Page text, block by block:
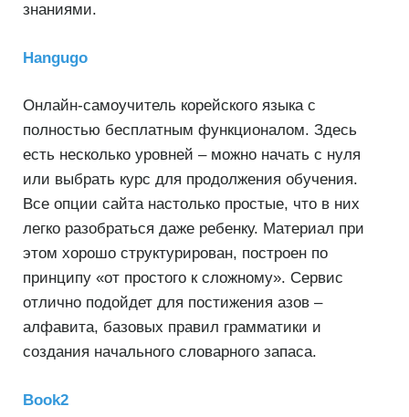
знаниями.
Hangugo
Онлайн-самоучитель корейского языка с
полностью бесплатным функционалом. Здесь
есть несколько уровней – можно начать с нуля
или выбрать курс для продолжения обучения.
Все опции сайта настолько простые, что в них
легко разобраться даже ребенку. Материал при
этом хорошо структурирован, построен по
принципу «от простого к сложному». Сервис
отлично подойдет для постижения азов –
алфавита, базовых правил грамматики и
создания начального словарного запаса.
Book2